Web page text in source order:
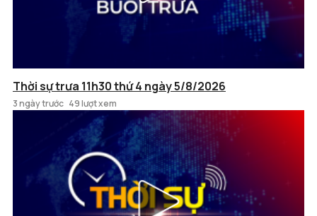
Thời sự trưa 11h30 thứ 4 ngày 5/8/2026
3 ngày trước 49 lượt xem